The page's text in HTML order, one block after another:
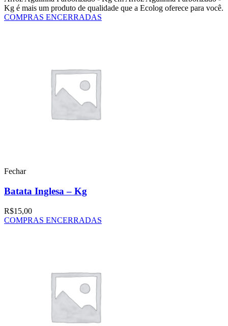
Kg é mais um produto de qualidade que a Ecolog oferece para você.
COMPRAS ENCERRADAS
Fechar
Batata Inglesa – Kg
R$15,00
COMPRAS ENCERRADAS